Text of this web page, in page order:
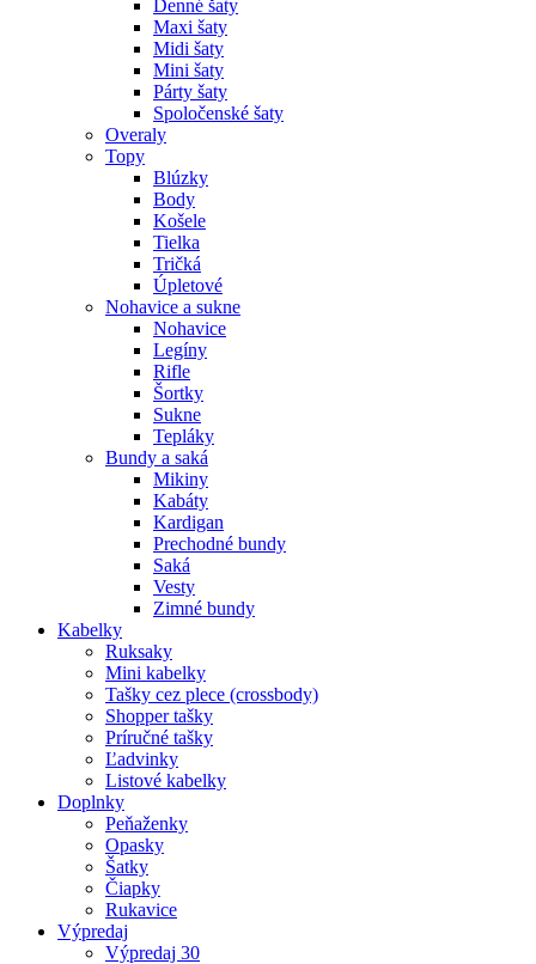
Denné šaty
Maxi šaty
Midi šaty
Mini šaty
Párty šaty
Spoločenské šaty
Overaly
Topy
Blúzky
Body
Košele
Tielka
Tričká
Úpletové
Nohavice a sukne
Nohavice
Legíny
Rifle
Šortky
Sukne
Tepláky
Bundy a saká
Mikiny
Kabáty
Kardigan
Prechodné bundy
Saká
Vesty
Zimné bundy
Kabelky
Ruksaky
Mini kabelky
Tašky cez plece (crossbody)
Shopper tašky
Príručné tašky
Ľadvinky
Listové kabelky
Doplnky
Peňaženky
Opasky
Šatky
Čiapky
Rukavice
Výpredaj
Výpredaj 30